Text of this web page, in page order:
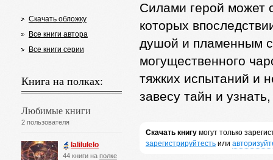
Скачать обложку
Все книги автора
Все книги серии
Книга на полках:
Любимые книги
2 пользователя
lalilulelo
44 книги на полке
Силами герой может
которых
душой и пламенным
могущественного
тяжких испытаний и
завесу тайн и
Скачать книгумогут только
зарегистрируйтестьили